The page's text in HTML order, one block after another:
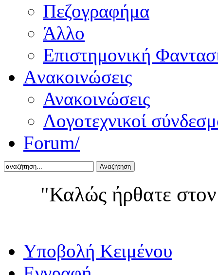
Πεζογραφήμα
Άλλο
Επιστημονική
Aνακοινώσεις
Ανακοινώσεις
Λογοτεχνικοί
Forum/
Αναζήτηση
"Καλώς ήρθατε
Yποβολή Κειμένου